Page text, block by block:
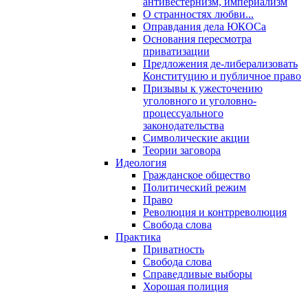
О странностях любви...
Оправдания дела ЮКОСа
Основания пересмотра
приватизации
Предложения де-либерализовать
Конституцию и публичное право
Призывы к ужесточению
уголовного и уголовно-
процессуального
законодательства
Символические акции
Теории заговора
Идеология
Гражданское общество
Политический режим
Право
Революция и контрреволюция
Свобода слова
Практика
Приватность
Свобода слова
Справедливые выборы
Хорошая полиция